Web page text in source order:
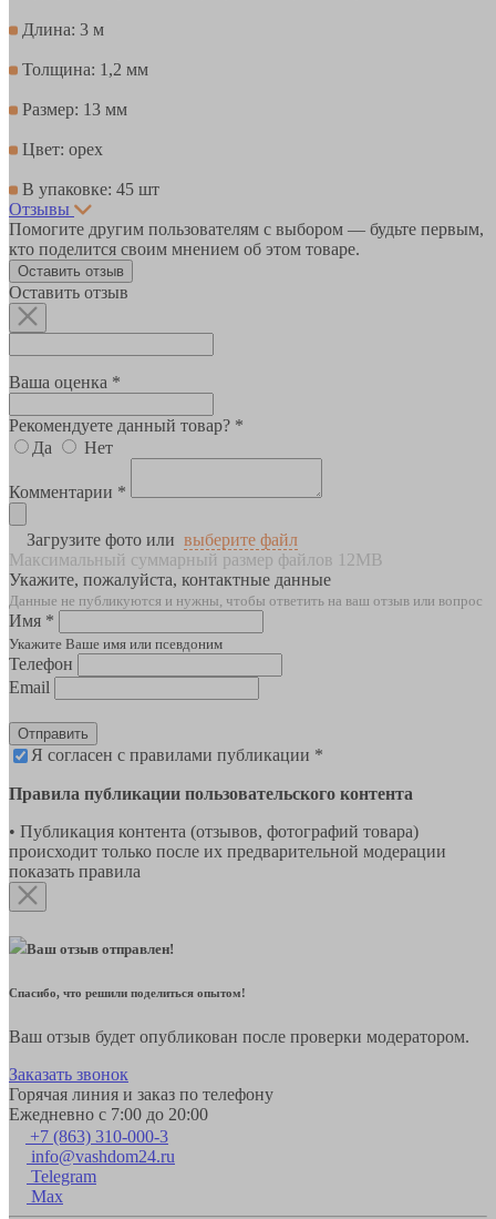
Длина: 3 м
Толщина: 1,2 мм
Размер: 13 мм
Цвет: орех
В упаковке: 45 шт
Отзывы
Помогите другим пользователям с выбором — будьте первым,
кто поделится своим мнением об этом товаре.
Оставить отзыв
Оставить отзыв
Ваша оценка *
Рекомендуете данный товар? *
Да
Нет
Комментарии *
Загрузите фото или выберите файл
Максимальный суммарный размер файлов 12MB
Укажите, пожалуйста, контактные данные
Данные не публикуются и нужны, чтобы ответить на ваш отзыв или вопрос
Имя *
Укажите Ваше имя или псевдоним
Телефон
Email
Отправить
Я согласен с правилами публикации *
Правила публикации пользовательского контента
• Публикация контента (отзывов, фотографий товара)
происходит только после их предварительной модерации
показать правила
Ваш отзыв отправлен!
Спасибо, что решили поделиться опытом!
Ваш отзыв будет опубликован после проверки модератором.
Заказать звонок
Горячая линия и заказ по телефону
Ежедневно с 7:00 до 20:00
+7 (863) 310-000-3
info@vashdom24.ru
Telegram
Max